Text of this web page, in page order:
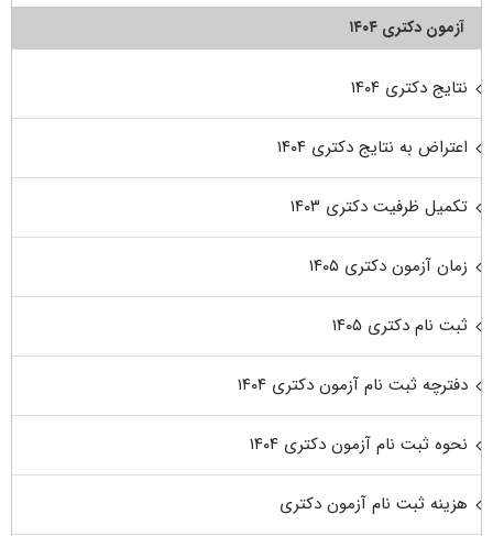
آزمون دکتری ۱۴۰۴
نتایج دکتری ۱۴۰۴
اعتراض به نتایج دکتری ۱۴۰۴
تکمیل ظرفیت دکتری ۱۴۰۳
زمان آزمون دکتری ۱۴۰۵
ثبت نام دکتری ۱۴۰۵
دفترچه ثبت نام آزمون دکتری ۱۴۰۴
نحوه ثبت نام آزمون دکتری ۱۴۰۴
هزینه ثبت نام آزمون دکتری